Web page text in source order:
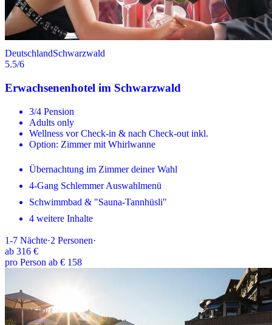
DeutschlandSchwarzwald
5.5/6
Erwachsenenhotel im Schwarzwald
3/4 Pension
Adults only
Wellness vor Check-in & nach Check-out inkl.
Option: Zimmer mit Whirlwanne
Übernachtung im Zimmer deiner Wahl
4-Gang Schlemmer Auswahlmenü
Schwimmbad & "Sauna-Tannhüsli"
4 weitere Inhalte
1-7 Nächte·2 Personen·
ab 316 €
pro Person ab € 158